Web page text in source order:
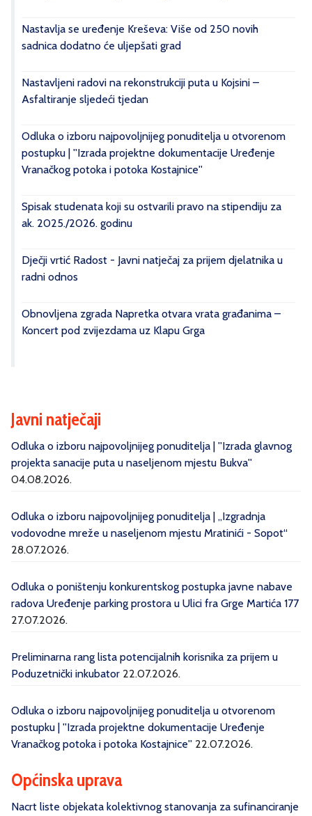
Nastavlja se uređenje Kreševa: Više od 250 novih
sadnica dodatno će uljepšati grad
Nastavljeni radovi na rekonstrukciji puta u Kojsini –
Asfaltiranje sljedeći tjedan
Odluka o izboru najpovoljnijeg ponuditelja u otvorenom
postupku | ''Izrada projektne dokumentacije Uređenje
Vranačkog potoka i potoka Kostajnice''
Spisak studenata koji su ostvarili pravo na stipendiju za
ak. 2025./2026. godinu
Dječji vrtić Radost - Javni natječaj za prijem djelatnika u
radni odnos
Obnovljena zgrada Napretka otvara vrata građanima –
Koncert pod zvijezdama uz Klapu Grga
Javni natječaji
Odluka o izboru najpovoljnijeg ponuditelja | ''Izrada glavnog
projekta sanacije puta u naseljenom mjestu Bukva''
04.08.2026.
Odluka o izboru najpovoljnijeg ponuditelja | „Izgradnja
vodovodne mreže u naseljenom mjestu Mratinići - Sopot“
28.07.2026.
Odluka o poništenju konkurentskog postupka javne nabave
radova Uređenje parking prostora u Ulici fra Grge Martića 177
27.07.2026.
Preliminarna rang lista potencijalnih korisnika za prijem u
Poduzetnički inkubator 22.07.2026.
Odluka o izboru najpovoljnijeg ponuditelja u otvorenom
postupku | ''Izrada projektne dokumentacije Uređenje
Vranačkog potoka i potoka Kostajnice'' 22.07.2026.
Općinska uprava
Nacrt liste objekata kolektivnog stanovanja za sufinanciranje